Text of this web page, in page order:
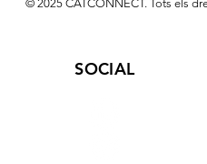
© 2025 CATCONNECT. Tots els
SOCIAL